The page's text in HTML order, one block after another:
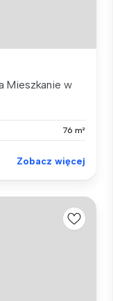
Mieszkanie w
76 m²
Zobacz więcej